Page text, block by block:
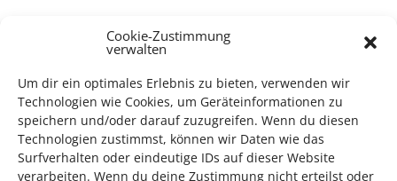
Cookie-Zustimmung
verwalten
Um dir ein optimales Erlebnis zu bieten, verwenden wir
Technologien wie Cookies, um Geräteinformationen zu
speichern und/oder darauf zuzugreifen. Wenn du diesen
Technologien zustimmst, können wir Daten wie das
Surfverhalten oder eindeutige IDs auf dieser Website
verarbeiten. Wenn du deine Zustimmung nicht erteilst oder
TECHNIK SUPPORT GESUCHT!
Mithilfe im Bereich Technik
. Sie haben Interesse? Dann
melden Sie sich unterinfo@kulturparkett-rhein-neckar.de